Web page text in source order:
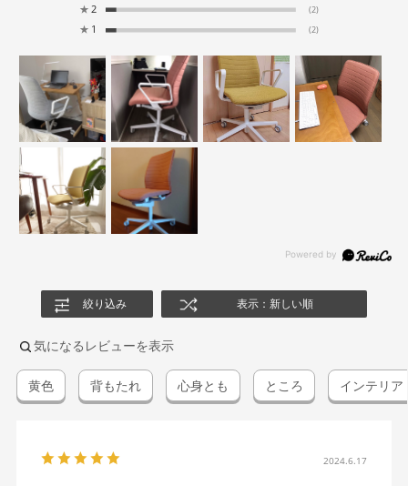
★ 2 (2)
★ 1 (2)
絞り込み 表示：新しい順
気になるレビューを表示
黄色 背もたれ 心身とも ところ インテリア
2024.6.17